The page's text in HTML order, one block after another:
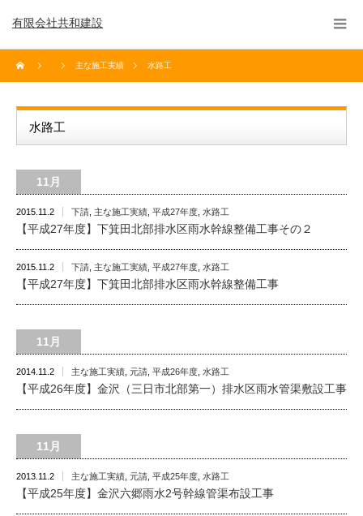
有限会社共和建設
主な施工実績 水路工
水路工
11月
2015.11.2 下請 主な施工実績 平成27年度 水路工
【平成27年度】下箕田北部排水区雨水幹線整備工事その２
2015.11.2 下請 主な施工実績 平成27年度 水路工
【平成27年度】下箕田北部排水区雨水幹線整備工事
11月
2014.11.2 主な施工実績 元請 平成26年度 水路工
【平成26年度】金沢（三日市北部第一）排水区雨水管渠敷設工事
11月
2013.11.2 主な施工実績 元請 平成25年度 水路工
【平成25年度】金沢六郷雨水2号幹線管渠布設工事